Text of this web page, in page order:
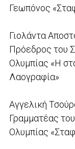
Γεωπόνος
Γιολάντα
Πρόεδρος του
Ολυμπίας «Η
Λαογραφία»
Αγγελική
Γραμματέας
Ολυμπίας